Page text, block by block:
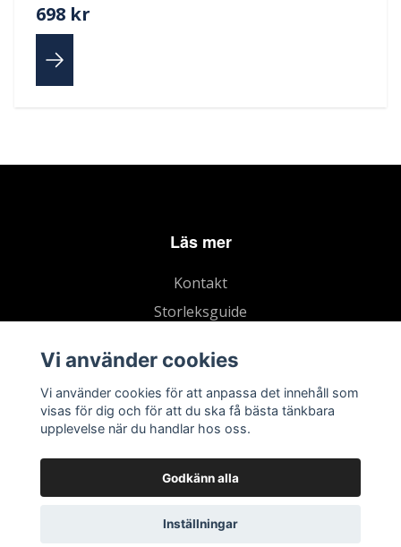
698 kr
Läs mer
Kontakt
Storleksguide
© 2026 Marias Häst och Foder–Powered by Quickbutik
Vi använder cookies
Vi använder cookies för att anpassa det innehåll som
visas för dig och för att du ska få bästa tänkbara
upplevelse när du handlar hos oss.
Godkänn alla
Inställningar